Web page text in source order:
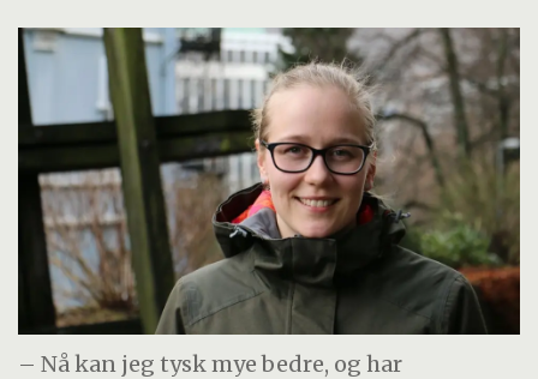
– Nå kan jeg tysk mye bedre, og har